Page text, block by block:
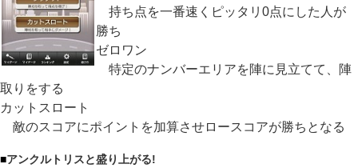
持ち点を一番速くピッタリ0点にした人が
勝ち
ゼロワン
特定のナンバーエリアを陣に見立てて、陣
取りをする
カットスロート
敵のスコアにポイントを加算させロースコアが勝ちとなる
■アンクルトリスと盛り上がる!